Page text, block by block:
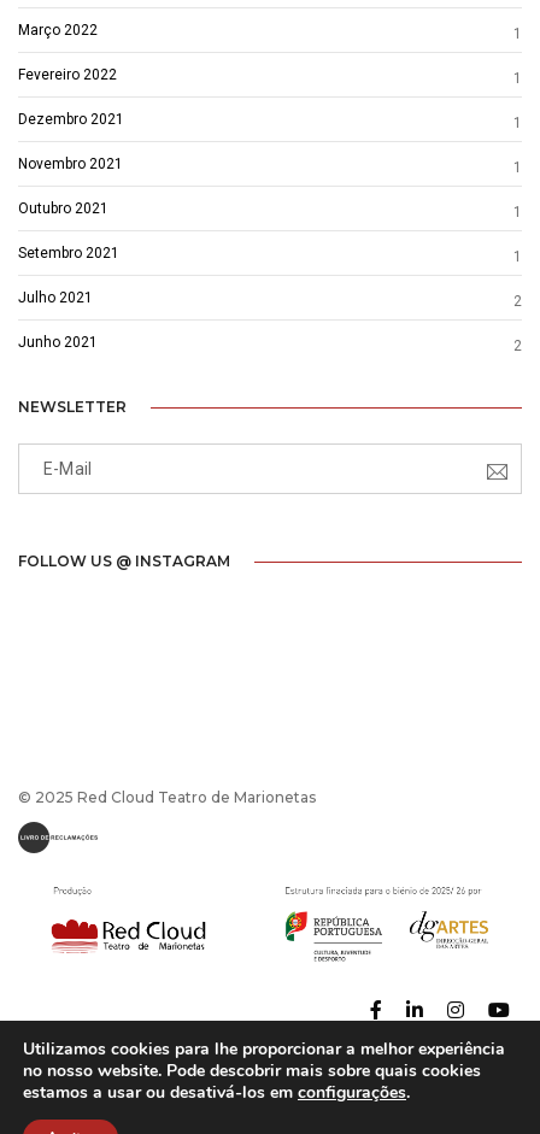
Março 2022 1
Fevereiro 2022 1
Dezembro 2021 1
Novembro 2021 1
Outubro 2021 1
Setembro 2021 1
Julho 2021 2
Junho 2021 2
NEWSLETTER
FOLLOW US @ INSTAGRAM
© 2025 Red Cloud Teatro de Marionetas
Termos e Condições
Utilizamos cookies para lhe proporcionar a melhor experiência
no nosso website. Pode descobrir mais sobre quais cookies
estamos a usar ou desativá-los em configurações.